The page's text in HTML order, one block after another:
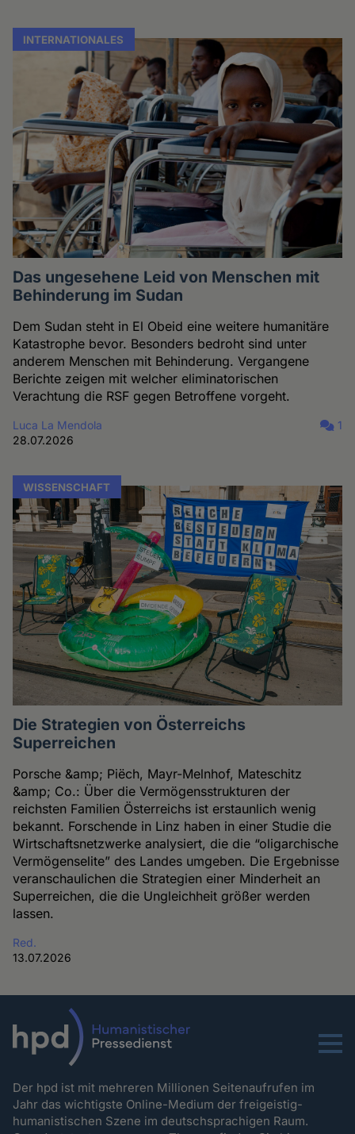
INTERNATIONALES
Das ungesehene Leid von Menschen mit
Behinderung im Sudan
Dem Sudan steht in El Obeid eine weitere humanitäre
Katastrophe bevor. Besonders bedroht sind unter
anderem Menschen mit Behinderung. Vergangene
Berichte zeigen mit welcher eliminatorischen
Verachtung die RSF gegen Betroffene vorgeht.
Luca La Mendola
28.07.2026
1
WISSENSCHAFT
Die Strategien von Österreichs
Superreichen
Porsche &amp; Piëch, Mayr-Melnhof, Mateschitz
&amp; Co.: Über die Vermögensstrukturen der
reichsten Familien Österreichs ist erstaunlich wenig
bekannt. Forschende in Linz haben in einer Studie die
Wirtschaftsnetzwerke analysiert, die die “oligarchische
Vermögenselite” des Landes umgeben. Die Ergebnisse
veranschaulichen die Strategien einer Minderheit an
Superreichen, die die Ungleichheit größer werden
lassen.
Red.
13.07.2026
Menu
Der hpd ist mit mehreren Millionen Seitenaufrufen im
Jahr das wichtigste Online-Medium der freigeistig-
humanistischen Szene im deutschsprachigen Raum.